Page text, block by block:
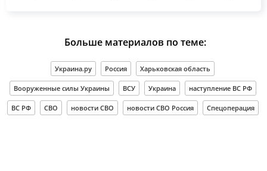
Больше материалов по теме:
Украина.ру Россия Харьковская область
Вооруженные силы Украины ВСУ Украина наступление ВС РФ
ВС РФ СВО новости СВО новости СВО Россия Спецоперация